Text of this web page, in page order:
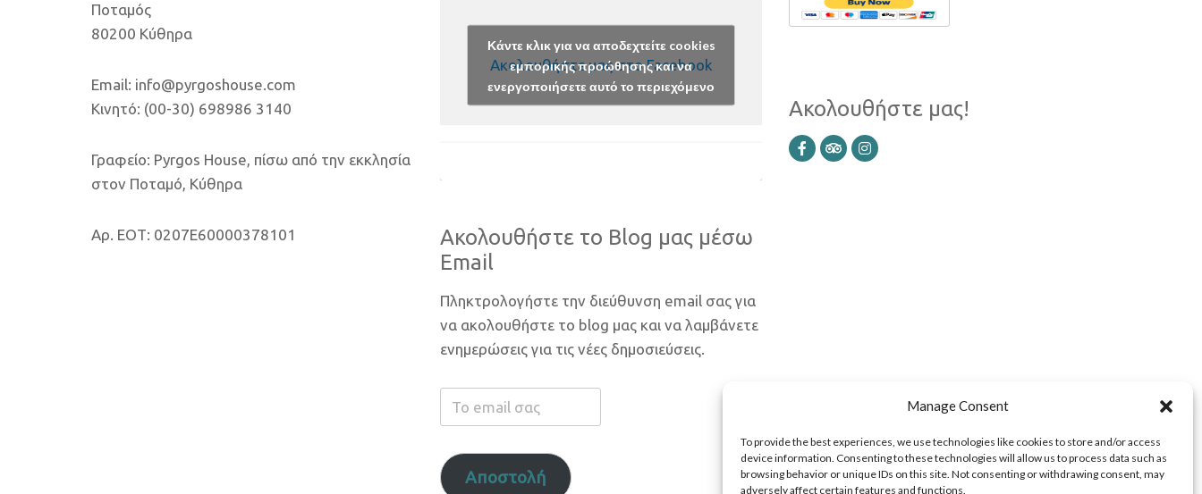
Manage Consent
To provide the best experiences, we use technologies like cookies to store and/or access
device information. Consenting to these technologies will allow us to process data such as
browsing behavior or unique IDs on this site. Not consenting or withdrawing consent, may
adversely affect certain features and functions.
Ποταμός
80200 Κύθηρα
Email: info@pyrgoshouse.com
Κινητό: (00-30) 698986 3140
Γραφείο: Pyrgos House, πίσω από την εκκλησία
στον Ποταμό, Κύθηρα
Αρ. ΕΟΤ: 0207E60000378101
Ακολουθήστε μας στο Facebook
Κάντε κλικ για να αποδεχτείτε cookies
εμπορικής προώθησης και να
ενεργοποιήσετε αυτό το περιεχόμενο
Ακολουθήστε το Blog μας μέσω
Email
Πληκτρολογήστε την διεύθυνση email σας για
να ακολουθήστε το blog μας και να λαμβάνετε
ενημερώσεις για τις νέες δημοσιεύσεις.
Το
email
Αποστολή
Ακολουθήστε μας!